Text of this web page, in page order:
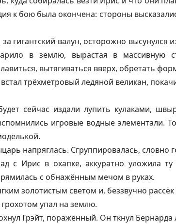
к бою была окончена: стороны
гигантский валун, осторожно высунулся
в землю, вырастая в массивную
вытягиваться вверх, обретать
трёхметровый ледяной великан,
сейчас издали лупить кулаками,
игровые водные элементали.
напряглась. Сгруппировалась, словно
с Ирис в охапке, аккуратно уложила
с обнажённым мечом в руках.
золотистым светом и, беззвучно рассёк
упал на землю.
Грэйт, поражённый. Он ткнул Бернарда